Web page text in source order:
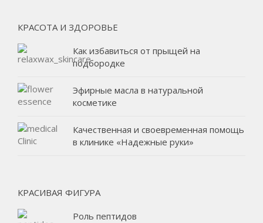
КРАСОТА И ЗДОРОВЬЕ
Как избавиться от прыщей на
подбородке
Эфирные масла в натуральной
косметике
Качественная и своевременная помощь
в клинике «Надежные руки»
КРАСИВАЯ ФИГУРА
Роль пептидов